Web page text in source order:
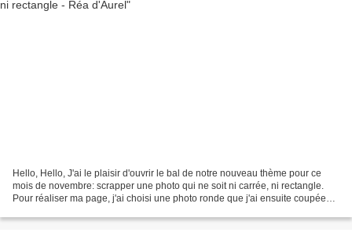
Hello, Hello, J'ai le plaisir d'ouvrir le bal de notre nouveau thème pour ce
mois de novembre: scrapper une photo qui ne soit ni carrée, ni rectangle.
Pour réaliser ma page, j'ai choisi une photo ronde que j'ai ensuite coupée